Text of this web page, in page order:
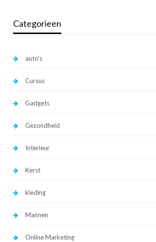
Categorieen
auto's
Cursus
Gadgets
Gezondheid
Interieur
Kerst
kleding
Mannen
Online Marketing